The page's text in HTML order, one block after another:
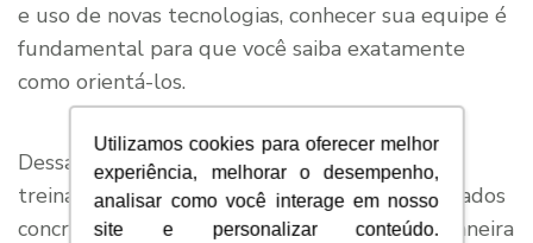
Utilizamos cookies para oferecer melhor
experiência, melhorar o desempenho,
analisar como você interage em nosso
site e personalizar conteúdo.
e uso de novas tecnologias, conhecer sua equipe é
fundamental para que você saiba exatamente
como orientá-los.
Dessa maneira, você será capaz de desenhar
treinamentos que efetivamente trarão resultados
concretos para os funcionários, atuando de maneira